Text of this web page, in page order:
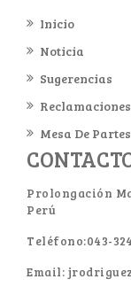
Inicio
Noticia
Sugerencias
Reclamaciones
Mesa De
Prolongación
Perú
Teléfono:043-
Email: